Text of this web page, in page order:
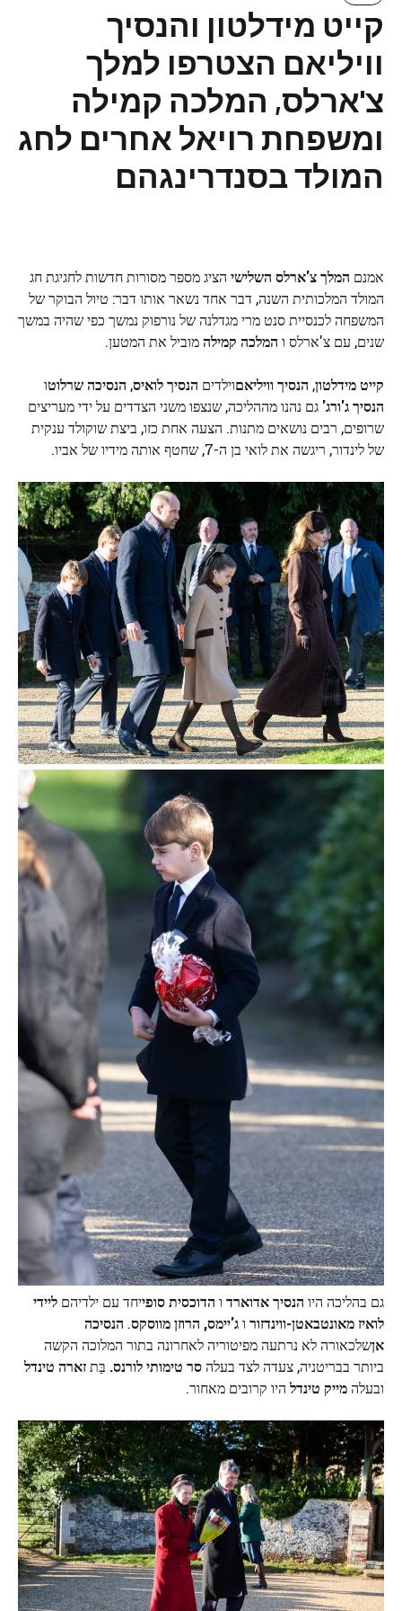
קייט מידלטון והנסיך
וויליאם הצטרפו למלך
צ'ארלס, המלכה קמילה
ומשפחת רויאל אחרים לחג
המולד בסנדרינגהם
אמנם המלך צ'ארלס השלישי הציג מספר מסורות חדשות לחגיגת חג
המולד המלכותית השנה, דבר אחד נשאר אותו דבר: טיול הבוקר של
המשפחה לכנסיית סנט מרי מגדלנה של נורפוק נמשך כפי שהיה במשך
שנים, עם צ'ארלס ו המלכה קמילהמוביל את המטען.
קייט מידלטון, הנסיך וויליאםוילדים הנסיך לואיס, הנסיכה שרלוטו
הנסיך ג'ורג' גם נהנו מההליכה, שנצפו משני הצדדים על ידי מעריצים
שרופים, רבים נושאים מתנות. הצעה אחת כזו, ביצת שוקולד ענקית
של לינדור, ריגשה את לואי בן ה-7, שחטף אותה מידיו של אביו.
גם בהליכה היו הנסיך אדוארד ו הדוכסית סופייחד עם ילדיהם ליידי
לואיז מאונטבאטן-ווינדזור וג'יימס, הרוזן מווסקס. הנסיכה
אןשלכאורה לא נרתעה מפיטוריה לאחרונה בתור המלוכה הקשה
ביותר בבריטניה, צעדה לצד בעלהסר טימותי לורנס. בַּתזארה טינדל
ובעלהמייק טינדל היו קרובים מאחור.